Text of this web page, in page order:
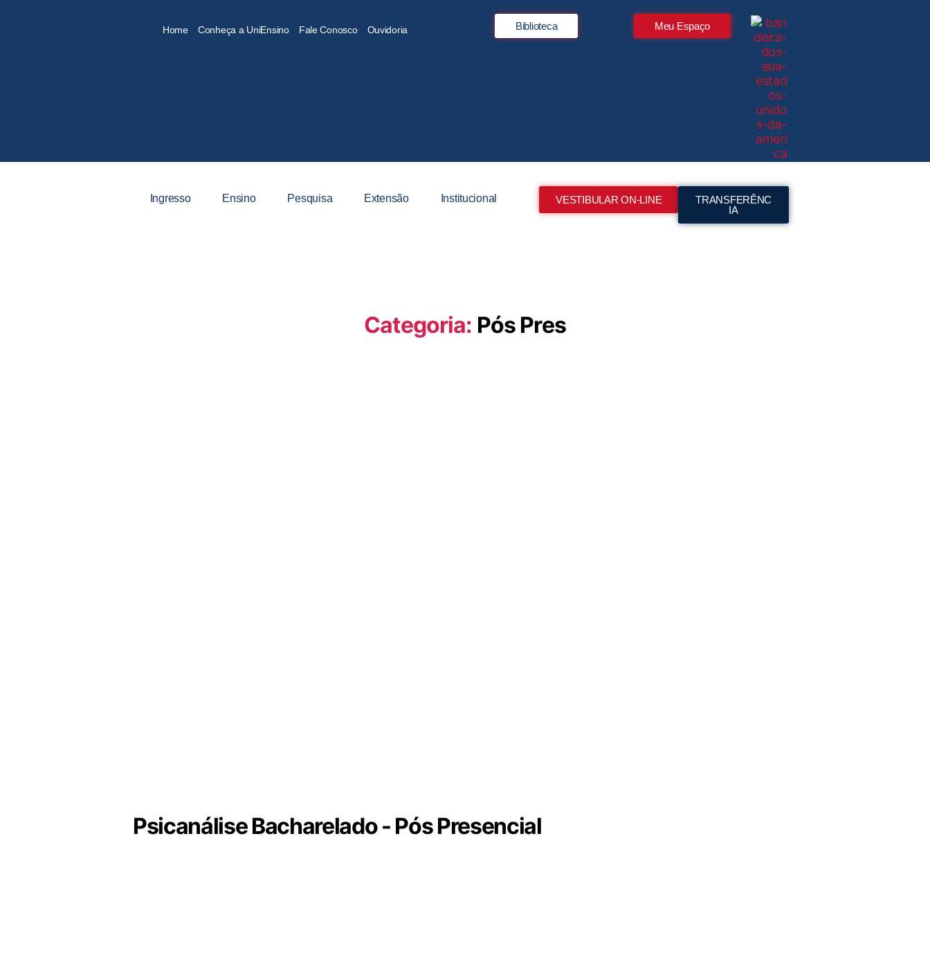
Home Conheça a UniEnsino Fale Conosco Ouvidoria Biblioteca Meu Espaço
Ingresso Ensino Pesquisa Extensão Institucional VESTIBULAR ON-LINE
TRANSFERÊNC
IA
Categoria: Pós Pres
Psicanálise Bacharelado - Pós Presencial